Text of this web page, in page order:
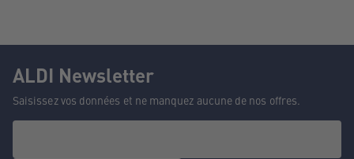
ALDI Newsletter
Saisissez vos données et ne manquez aucune de nos offres.